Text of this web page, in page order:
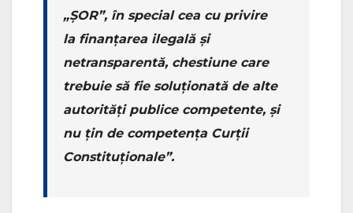
„ȘOR”, în special cea cu privire
la finanțarea ilegală și
netransparentă, chestiune care
trebuie să fie soluționată de alte
autorități publice competente, și
nu țin de competența Curții
Constituționale”.